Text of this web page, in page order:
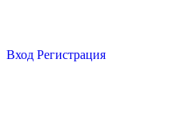
Вход Регистрация